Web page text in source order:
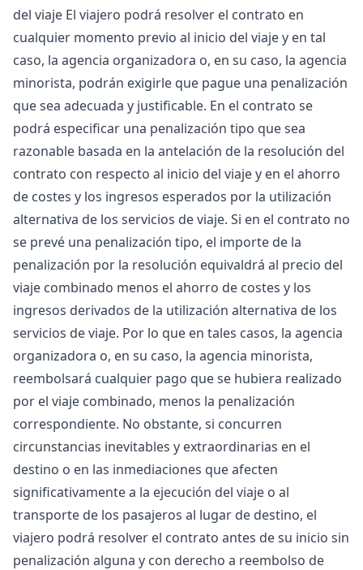
del viaje El viajero podrá resolver el contrato en
cualquier momento previo al inicio del viaje y en tal
caso, la agencia organizadora o, en su caso, la agencia
minorista, podrán exigirle que pague una penalización
que sea adecuada y justificable. En el contrato se
podrá especificar una penalización tipo que sea
razonable basada en la antelación de la resolución del
contrato con respecto al inicio del viaje y en el ahorro
de costes y los ingresos esperados por la utilización
alternativa de los servicios de viaje. Si en el contrato no
se prevé una penalización tipo, el importe de la
penalización por la resolución equivaldrá al precio del
viaje combinado menos el ahorro de costes y los
ingresos derivados de la utilización alternativa de los
servicios de viaje. Por lo que en tales casos, la agencia
organizadora o, en su caso, la agencia minorista,
reembolsará cualquier pago que se hubiera realizado
por el viaje combinado, menos la penalización
correspondiente. No obstante, si concurren
circunstancias inevitables y extraordinarias en el
destino o en las inmediaciones que afecten
significativamente a la ejecución del viaje o al
transporte de los pasajeros al lugar de destino, el
viajero podrá resolver el contrato antes de su inicio sin
penalización alguna y con derecho a reembolso de